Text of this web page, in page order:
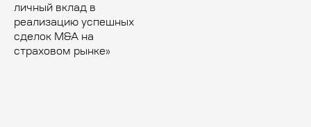
личный вклад в
реализацию успешных
сделок M&A на
страховом рынке»